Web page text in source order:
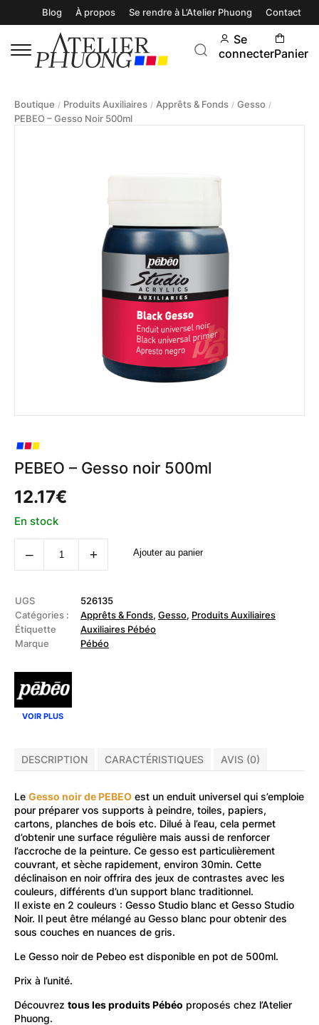
Blog À propos Se rendre à L’Atelier Phuong Contact
Se
connecterPanier
Boutique / Produits Auxiliaires / Apprêts & Fonds / Gesso /
PEBEO – Gesso Noir 500ml
PEBEO – Gesso noir 500ml
12.17€
En stock
‒
quantité
de
noir
500ml
+ Ajouter au panier
UGS
526135
Catégories :
Apprêts & Fonds, Gesso, Produits Auxiliaires
Étiquette
Auxiliaires Pébéo
Marque
Pébéo
VOIR PLUS
DESCRIPTION CARACTÉRISTIQUES AVIS (0)
Le Gesso noir de PEBEO est un enduit universel qui s’emploie
pour préparer vos supports à peindre, toiles, papiers,
cartons, planches de bois etc. Dilué à l’eau, cela permet
d’obtenir une surface régulière mais aussi de renforcer
l’accroche de la peinture. Ce gesso est particulièrement
couvrant, et sèche rapidement, environ 30min. Cette
déclinaison en noir offrira des jeux de contrastes avec les
couleurs, différents d’un support blanc traditionnel.
Il existe en 2 couleurs : Gesso Studio blanc et Gesso Studio
Noir. Il peut être mélangé au Gesso blanc pour obtenir des
sous couches en nuances de gris.
Le Gesso noir de Pebeo est disponible en pot de 500ml.
Prix à l’unité.
Découvrez tous les produits Pébéo proposés chez l’Atelier
Phuong.